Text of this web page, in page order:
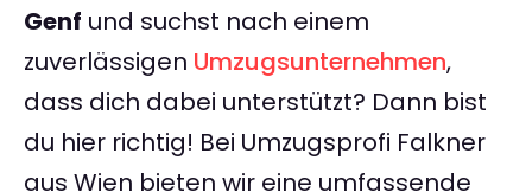
Genf und suchst nach einem
zuverlässigen Umzugsunternehmen,
dass dich dabei unterstützt? Dann bist
du hier richtig! Bei Umzugsprofi Falkner
aus Wien bieten wir eine umfassende